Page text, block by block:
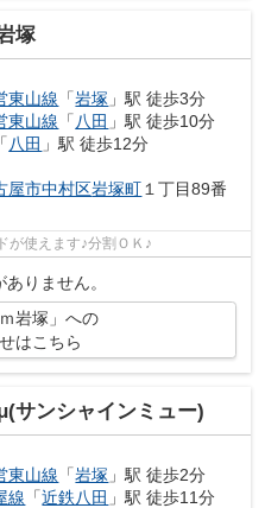
塚
東山線 「岩塚 」駅 徒歩3分
東山線 「八田 」駅 徒歩10分
「八田 」駅 徒歩12分
屋市中村区岩塚町１丁目89番
が使えます♪分割ＯＫ♪
りません。
岩塚」への
はこちら
サンシャインミュー)
東山線 「岩塚 」駅 徒歩2分
線 「近鉄八田 」駅 徒歩11分